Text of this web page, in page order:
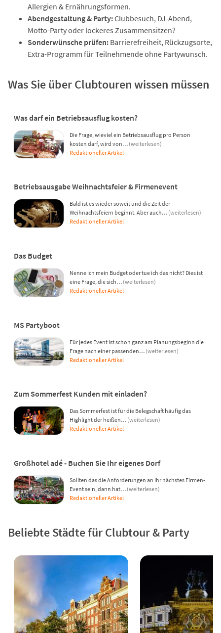
Allergien & Ernährungsformen.
Abendgestaltung & Party:Clubbesuch, DJ-Abend,
Motto-Party oder lockeres Zusammensitzen?
Sonderwünsche prüfen: Barrierefreiheit, Rückzugsorte,
Extra-Programm für Teilnehmende ohne Partywunsch.
Was Sie über Clubtouren wissen müssen
Was darf ein Betriebsausflug kosten?
Die Frage, wieviel ein Betriebsausflug pro Person
kosten darf, wird von… (weiterlesen)
Redaktioneller Artikel
Betriebsausgabe Weihnachtsfeier & Firmenevent
Bald ist es wieder soweit und die Zeit der
Weihnachtsfeiern beginnt. Aber auch… (weiterlesen)
Redaktioneller Artikel
Das Budget
Nenne ich mein Budget oder tue ich das nicht? Dies ist
eine Frage, die sich… (weiterlesen)
Redaktioneller Artikel
MS Partyboot
Für jedes Event ist schon ganz am Planungsbeginn die
Frage nach einer passenden… (weiterlesen)
Redaktioneller Artikel
Zum Sommerfest Kunden mit einladen?
Das Sommerfest ist für die Belegschaft häufig das
Highlight der heißen… (weiterlesen)
Redaktioneller Artikel
Großhotel adé - Buchen Sie Ihr eigenes Dorf
Sollten das die Anforderungen an Ihr nächstes Firmen-
Event sein, dann hat… (weiterlesen)
Redaktioneller Artikel
Beliebte Städte für Clubtour & Party